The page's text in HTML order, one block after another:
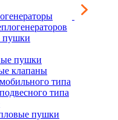
пушки
пушки
клапаны
типа
типа
пушки